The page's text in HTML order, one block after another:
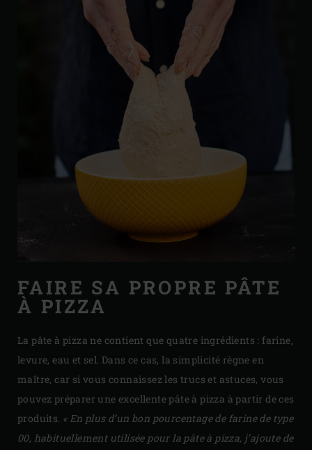
FAIRE SA PROPRE PÂTE
À PIZZA
La pâte à pizza ne contient que quatre ingrédients : farine,
levure, eau et sel. Dans ce cas, la simplicité règne en
maître, car si vous connaissez les trucs et astuces, vous
pouvez préparer une excellente pâte à pizza à partir de ces
produits. « En plus d’un bon pourcentage de farine de type
00, habituellement utilisée pour la pâte à pizza, j’ajoute de